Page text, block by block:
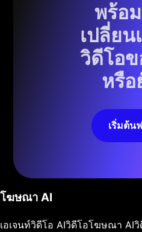
พร้อ
เปลี่ยน
วิดีโอ
หรือ
เริ่มต้น
โฆษณา AI
เอเจนท์วิดีโอ AIวิดีโอโฆษณา AIวิ